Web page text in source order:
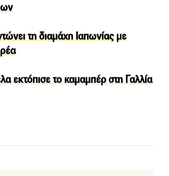
τη διαμάχη Ιαπωνίας με
εκτόπισε το καμαμπέρ στη Γαλλία